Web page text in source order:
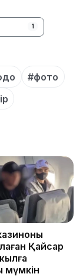
1
#фото
Қайсар
мүмкін